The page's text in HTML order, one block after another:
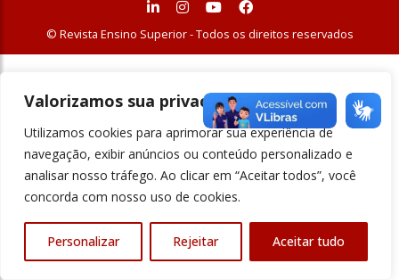
Valorizamos sua privacidade
Utilizamos cookies para aprimorar sua experiência de
navegação, exibir anúncios ou conteúdo personalizado e
analisar nosso tráfego. Ao clicar em “Aceitar todos”, você
concorda com nosso uso de cookies.
Personalizar Rejeitar Aceitar tudo
© Revista Ensino Superior - Todos os direitos reservados